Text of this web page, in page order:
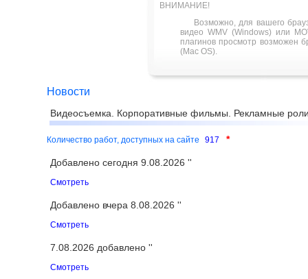
ВНИМАНИЕ!
Возможно, для вашего
видео WMV (Windows) или
плагинов просмотр возможен
(Mac OS).
Новости
Видеосъемка. Корпоративные фильмы. Рекламные
Количество работ, доступных на сайте 917 *
Добавлено сегодня 9.08.2026 ''
Смотреть
Добавлено вчера 8.08.2026 ''
Смотреть
7.08.2026 добавлено ''
Смотреть